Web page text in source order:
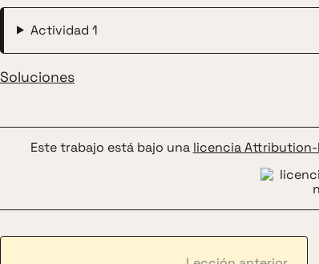
Actividad 1
Soluciones
Este trabajo está bajo una licencia Attribution-